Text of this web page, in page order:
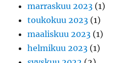
marraskuu 2023 (1)
toukokuu 2023 (1)
maaliskuu 2023 (1)
helmikuu 2023 (1)